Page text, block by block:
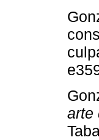
arte